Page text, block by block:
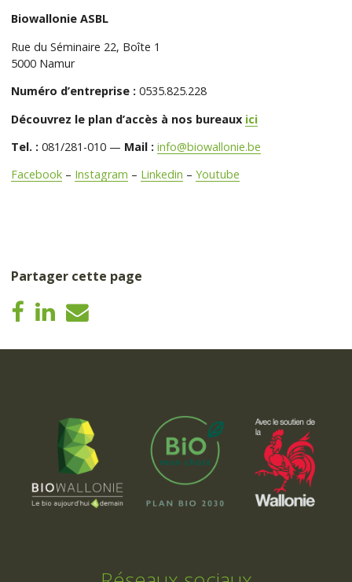
Biowallonie ASBL
Rue du Séminaire 22, Boîte 1
5000 Namur
Numéro d’entreprise : 0535.825.228
Découvrez le plan d’accès à nos bureaux ici
Tel. : 081/281-010 — Mail : info@biowallonie.be
Facebook – Instagram – Linkedin –Youtube
Partager cette page